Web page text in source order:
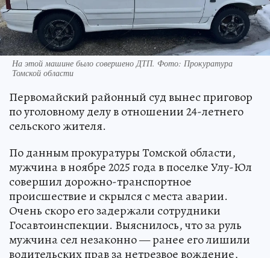
На этой машине было совершено ДТП. Фото: Прокуратура
Томской области
Первомайский районный суд вынес приговор
по уголовному делу в отношении 24-летнего
сельского жителя.
По данным прокуратуры Томской области,
мужчина в ноябре 2025 года в поселке Улу-Юл
совершил дорожно-транспортное
происшествие и скрылся с места аварии.
Очень скоро его задержали сотрудники
Госавтоинспекции. Выяснилось, что за руль
мужчина сел незаконно — ранее его лишили
водительских прав за нетрезвое вождение,